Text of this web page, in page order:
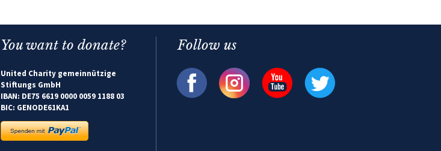
You want to donate?
United Charity gemeinnützige
Stiftungs GmbH
IBAN: DE75 6619 0000 0059 1188 03
BIC: GENODE61KA1
Follow us